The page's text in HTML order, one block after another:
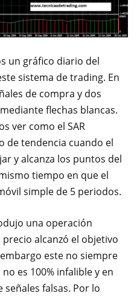
un gráfico diario del
sistema de trading. En
de compra y dos
flechas blancas.
ver como el SAR
de tendencia cuando el
y alcanza los puntos del
tiempo en que el
simple de 5 periodos.
una operación
alcanzó el objetivo
este no siempre
es 100% infalible y en
falsas. Por lo